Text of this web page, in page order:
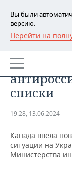
Вы были
версию.
Перейти на
РЕГИОНЫ
ТАТАРСТАН
НОВОСТИ
АНАЛИТИКА
КОРОЛИ
ФИНАНСЫ
НОВОСТИ
власти
списки
19:28, 13.06.2024
Канада ввела
ситуации на
Министерства